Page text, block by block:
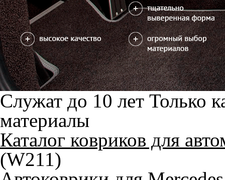
Служат до 10 лет Только
материалы
Каталог ковриков для
(W211)